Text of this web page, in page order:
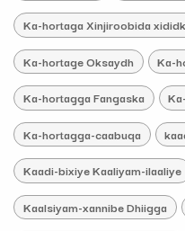
Ka-hortaga Xinjiroobida
Ka-hortage Oksaydh Ka-
Ka-hortagga Fangaska
Ka-hortagga-caabuqa
Kaadi-bixiye Kaaliyam-ilaaliye
Kaalsiyam-xannibe Dhiigga